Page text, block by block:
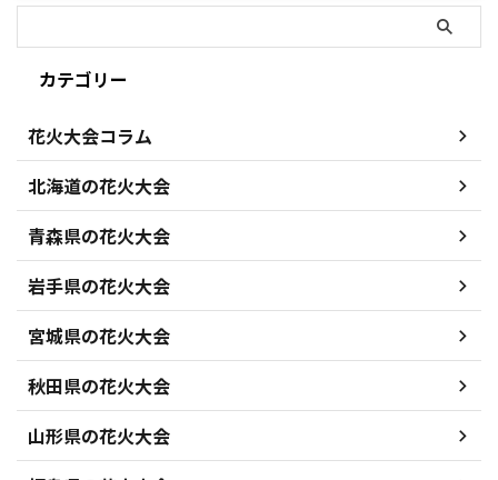
カテゴリー
花火大会コラム
北海道の花火大会
青森県の花火大会
岩手県の花火大会
宮城県の花火大会
秋田県の花火大会
山形県の花火大会